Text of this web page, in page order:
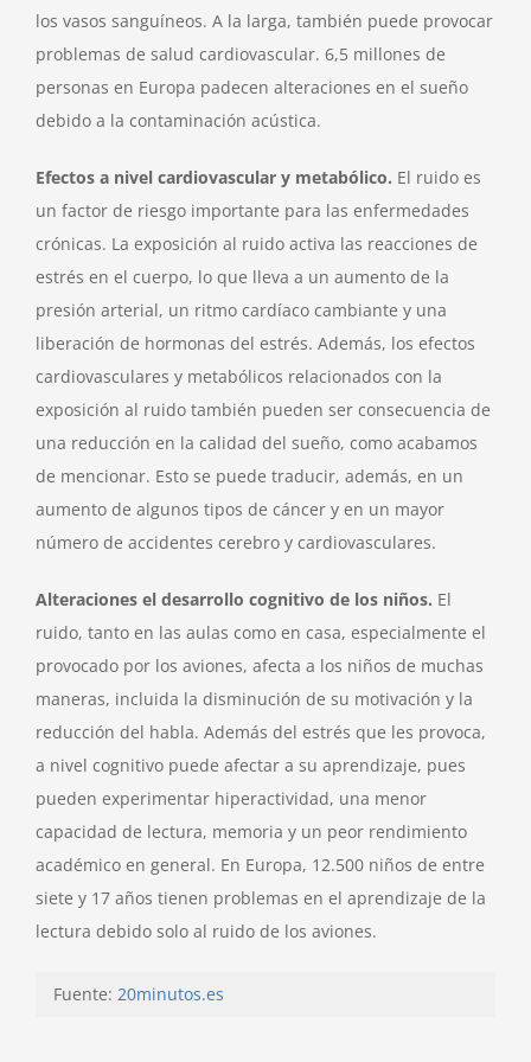
los vasos sanguíneos. A la larga, también puede provocar
problemas de salud cardiovascular. 6,5 millones de
personas en Europa padecen alteraciones en el sueño
debido a la contaminación acústica.
Efectos a nivel cardiovascular y metabólico. El ruido es
un factor de riesgo importante para las enfermedades
crónicas. La exposición al ruido activa las reacciones de
estrés en el cuerpo, lo que lleva a un aumento de la
presión arterial, un ritmo cardíaco cambiante y una
liberación de hormonas del estrés. Además, los efectos
cardiovasculares y metabólicos relacionados con la
exposición al ruido también pueden ser consecuencia de
una reducción en la calidad del sueño, como acabamos
de mencionar. Esto se puede traducir, además, en un
aumento de algunos tipos de cáncer y en un mayor
número de accidentes cerebro y cardiovasculares.
Alteraciones el desarrollo cognitivo de los niños. El
ruido, tanto en las aulas como en casa, especialmente el
provocado por los aviones, afecta a los niños de muchas
maneras, incluida la disminución de su motivación y la
reducción del habla. Además del estrés que les provoca,
a nivel cognitivo puede afectar a su aprendizaje, pues
pueden experimentar hiperactividad, una menor
capacidad de lectura, memoria y un peor rendimiento
académico en general. En Europa, 12.500 niños de entre
siete y 17 años tienen problemas en el aprendizaje de la
lectura debido solo al ruido de los aviones.
Fuente: 20minutos.es